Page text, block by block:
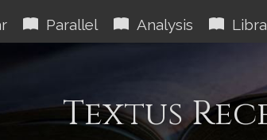
Parallel Analysis
Textus